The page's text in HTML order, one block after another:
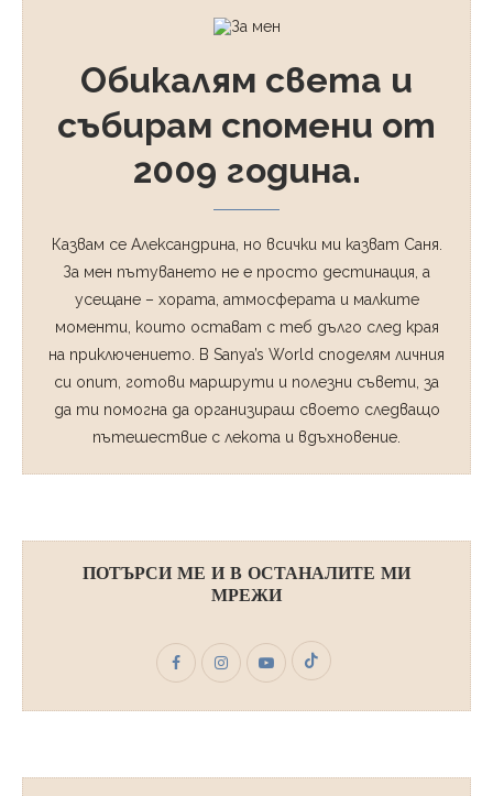
Обикалям света и
събирам спомени от
2009 година.
Казвам се Александрина, но всички ми казват Саня.
За мен пътуването не е просто дестинация, а
усещане – хората, атмосферата и малките
моменти, които остават с теб дълго след края
на приключението. В Sanya’s World споделям личния
си опит, готови маршрути и полезни съвети, за
да ти помогна да организираш своето следващо
пътешествие с лекота и вдъхновение.
ПОТЪРСИ МЕ И В ОСТАНАЛИТЕ МИ
МРЕЖИ